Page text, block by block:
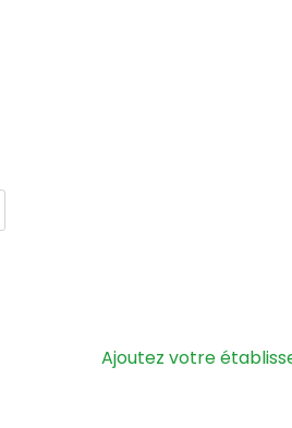
Ajoutez votre